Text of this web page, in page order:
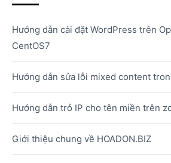
Hướng dẫn cài đặt WordPress trên
CentOS7
Hướng dẫn sửa lỗi mixed content
Hướng dẫn trỏ IP cho tên miền trên
Giới thiệu chung về HOADON.BIZ